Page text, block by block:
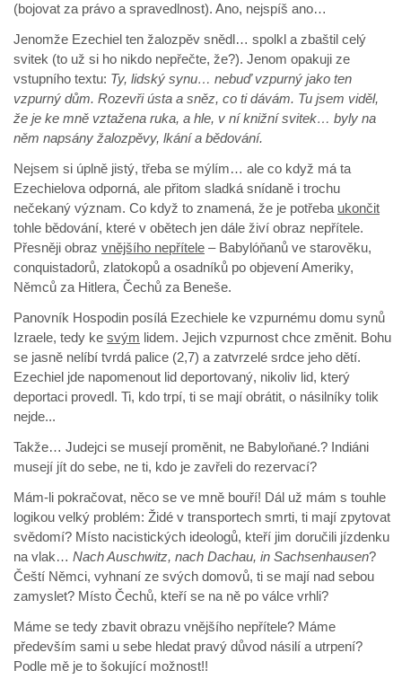
(bojovat za právo a spravedlnost). Ano, nejspíš ano…
Jenomže Ezechiel ten žalozpěv snědl… spolkl a zbaštil celý
svitek (to už si ho nikdo nepřečte, že?). Jenom opakuji ze
vstupního textu: Ty, lidský synu… nebuď vzpurný jako ten
vzpurný dům. Rozevři ústa a sněz, co ti dávám. Tu jsem viděl,
že je ke mně vztažena ruka, a hle, v ní knižní svitek… byly na
něm napsány žalozpěvy, lkání a bědování.
Nejsem si úplně jistý, třeba se mýlím… ale co když má ta
Ezechielova odporná, ale přitom sladká snídaně i trochu
nečekaný význam. Co když to znamená, že je potřeba ukončit
tohle bědování, které v obětech jen dále živí obraz nepřítele.
Přesněji obraz vnějšího nepřítele – Babylóňanů ve starověku,
conquistadorů, zlatokopů a osadníků po objevení Ameriky,
Němců za Hitlera, Čechů za Beneše.
Panovník Hospodin posílá Ezechiele ke vzpurnému domu synů
Izraele, tedy ke svým lidem. Jejich vzpurnost chce změnit. Bohu
se jasně nelíbí tvrdá palice (2,7) a zatvrzelé srdce jeho dětí.
Ezechiel jde napomenout lid deportovaný, nikoliv lid, který
deportaci provedl. Ti, kdo trpí, ti se mají obrátit, o násilníky tolik
nejde...
Takže… Judejci se musejí proměnit, ne Babyloňané.? Indiáni
musejí jít do sebe, ne ti, kdo je zavřeli do rezervací?
Mám-li pokračovat, něco se ve mně bouří! Dál už mám s touhle
logikou velký problém: Židé v transportech smrti, ti mají zpytovat
svědomí? Místo nacistických ideologů, kteří jim doručili jízdenku
na vlak… Nach Auschwitz, nach Dachau, in Sachsenhausen?
Čeští Němci, vyhnaní ze svých domovů, ti se mají nad sebou
zamyslet? Místo Čechů, kteří se na ně po válce vrhli?
Máme se tedy zbavit obrazu vnějšího nepřítele? Máme
především sami u sebe hledat pravý důvod násilí a utrpení?
Podle mě je to šokující možnost!!